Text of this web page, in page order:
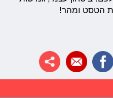
הטסט ומהר!